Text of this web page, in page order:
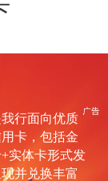
行面向优质
卡，包括金
实体卡形式发
并兑换丰富